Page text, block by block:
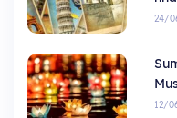
24/
12/